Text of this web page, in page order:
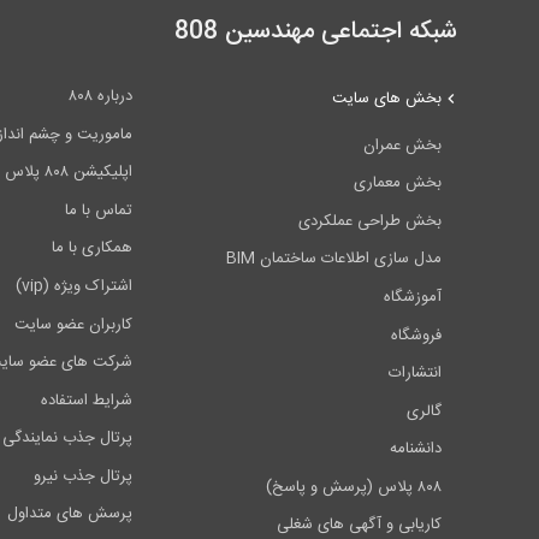
شبکه اجتماعی مهندسین 808
درباره ۸۰۸
ماموریت و چشم انداز
اپلیکیشن ۸۰۸ پلاس
تماس با ما
همکاری با ما
اشتراک ویژه (vip)
کاربران عضو سایت
شرکت های عضو
شرایط استفاده
پرتال جذب
پرتال جذب نیرو
پرسش های متداول
بخش های سایت
بخش عمران
بخش معماری
بخش طراحی عملکردی
مدل سازی اطلاعات ساختمان BIM
آموزشگاه
فروشگاه
انتشارات
گالری
دانشنامه
۸۰۸ پلاس (پرسش و پاسخ)
کاریابی و آگهی های شغلی